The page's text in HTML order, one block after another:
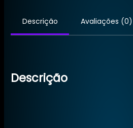
Descrição Avaliações (0)
Descrição